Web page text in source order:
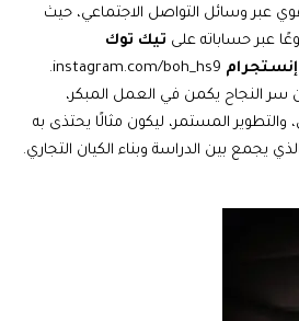
عبر وسائل التواصل الاجتماعي، حيث
عبر حساباته على تيك توك
إنستجرام instagram.com/boh_hs9
.
سر النجاح يكمن في العمل المبكر،
المستمر، ليكون مثالًا يحتذى به
يجمع بين الدراسة وبناء الكيان التجاري.